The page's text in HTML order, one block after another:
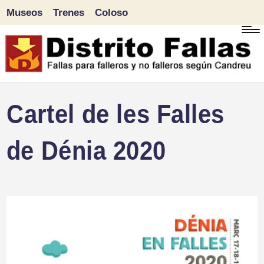
Saltar
al
Museos Trenes Coloso
Cartel de les Falles
de Dénia 2020